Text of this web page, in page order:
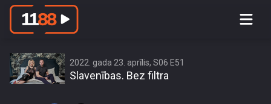
Magone un Dainīte lauž šķēpus par to,
2022. gada 23. aprīlis, S06 E51
Slavenības. Bez filtra